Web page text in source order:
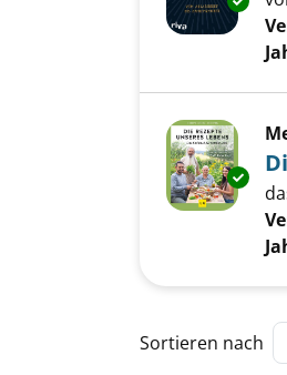
Zu den
Sortieren nach